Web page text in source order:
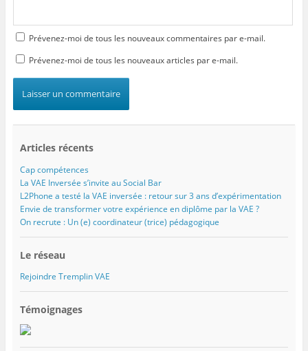
Prévenez-moi de tous les nouveaux commentaires par e-mail.
Prévenez-moi de tous les nouveaux articles par e-mail.
Articles récents
Cap compétences
La VAE Inversée s’invite au Social Bar
L2Phone a testé la VAE inversée : retour sur 3 ans d’expérimentation
Envie de transformer votre expérience en diplôme par la VAE ?
On recrute : Un (e) coordinateur (trice) pédagogique
Le réseau
Rejoindre Tremplin VAE
Témoignages